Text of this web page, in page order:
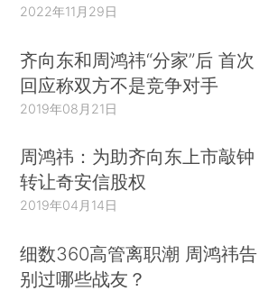
2022年11月29日
齐向东和周鸿祎“分家”后 首次
回应称双方不是竞争对手
2019年08月21日
周鸿祎：为助齐向东上市敲钟
转让奇安信股权
2019年04月14日
细数360高管离职潮 周鸿祎告
别过哪些战友？